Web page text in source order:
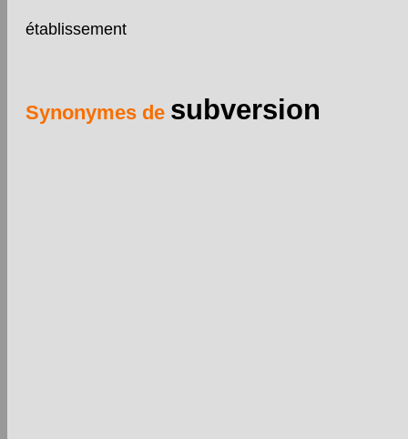
établissement
Synonymes de subversion